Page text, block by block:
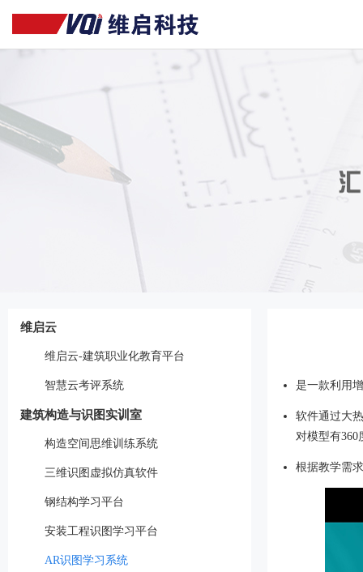
维启云
维启云-建筑职业化教育平台
智慧云考评系统
建筑构造与识图实训室
构造空间思维训练系统
三维识图虚拟仿真软件
钢结构学习平台
安装工程识图学习平台
AR识图学习系统
是一款利用
软件通过大
对模型有360
根据教学需